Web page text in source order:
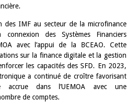
des IMF au secteur de la microfinance
des Systèmes Financiers
avec l’appui de la BCEAO. Cette
sur la finance digitale et la gestion
les capacités des SFD. En 2023,
a continué de croître favorisant
accrue dans l’UEMOA avec une
de comptes.